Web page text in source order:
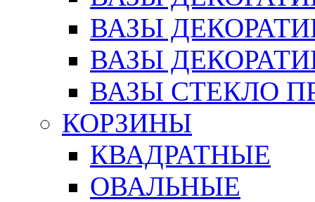
ВАЗЫ
ВАЗЫ
ВАЗЫ СТЕКЛО
КОРЗИНЫ
КВАДРАТНЫЕ
ОВАЛЬНЫЕ